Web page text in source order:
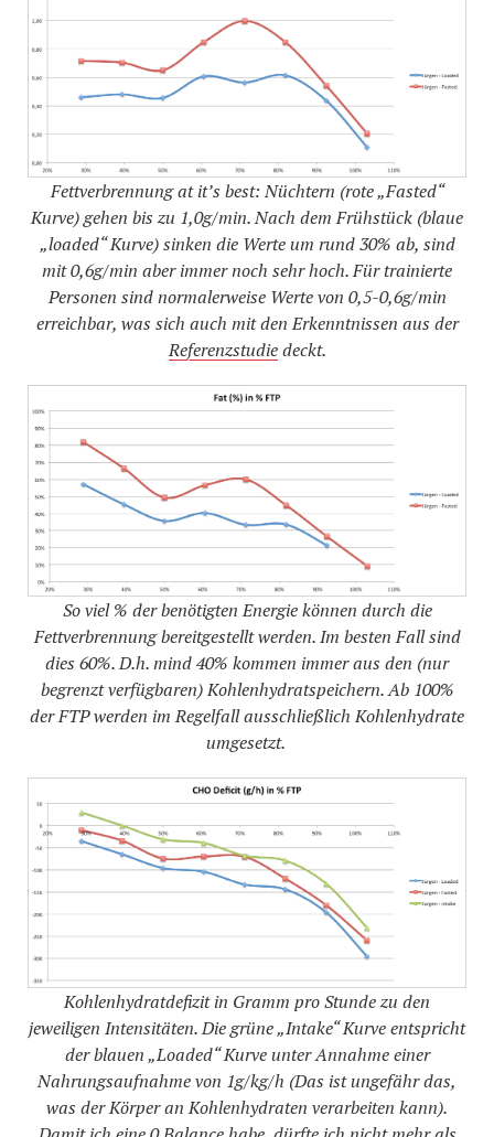
Fettverbrennung at it’s best: Nüchtern (rote „Fasted“
Kurve) gehen bis zu 1,0g/min. Nach dem Frühstück (blaue
„loaded“ Kurve) sinken die Werte um rund 30% ab, sind
mit 0,6g/min aber immer noch sehr hoch. Für trainierte
Personen sind normalerweise Werte von 0,5-0,6g/min
erreichbar, was sich auch mit den Erkenntnissen aus der
Referenzstudiedeckt.
So viel % der benötigten Energie können durch die
Fettverbrennung bereitgestellt werden. Im besten Fall sind
dies 60%. D.h. mind 40% kommen immer aus den (nur
begrenzt verfügbaren) Kohlenhydratspeichern. Ab 100%
der FTP werden im Regelfall ausschließlich Kohlenhydrate
umgesetzt.
Kohlenhydratdefizit in Gramm pro Stunde zu den
jeweiligen Intensitäten. Die grüne „Intake“ Kurve entspricht
der blauen „Loaded“ Kurve unter Annahme einer
Nahrungsaufnahme von 1g/kg/h (Das ist ungefähr das,
was der Körper an Kohlenhydraten verarbeiten kann).